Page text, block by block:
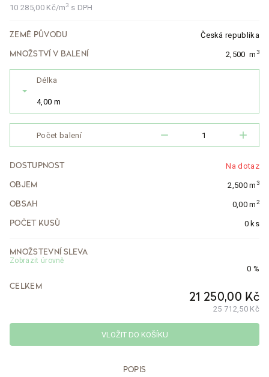
10 285,00 Kč/m3 s DPH
ZEMĚ PŮVODU Česká republika
MNOŽSTVÍ V BALENÍ 2,500m3
Délka
4,00 m
Počet balení remove add
DOSTUPNOST Na dotaz
OBJEM 2,500 m3
OBSAH 0,00 m2
POČET KUSŮ 0 ks
MNOŽSTEVNÍ SLEVA
Zobrazit úrovně
0 %
CELKEM
21 250,00 Kč
25 712,50 Kč
VLOŽIT DO KOŠÍKU
POPIS